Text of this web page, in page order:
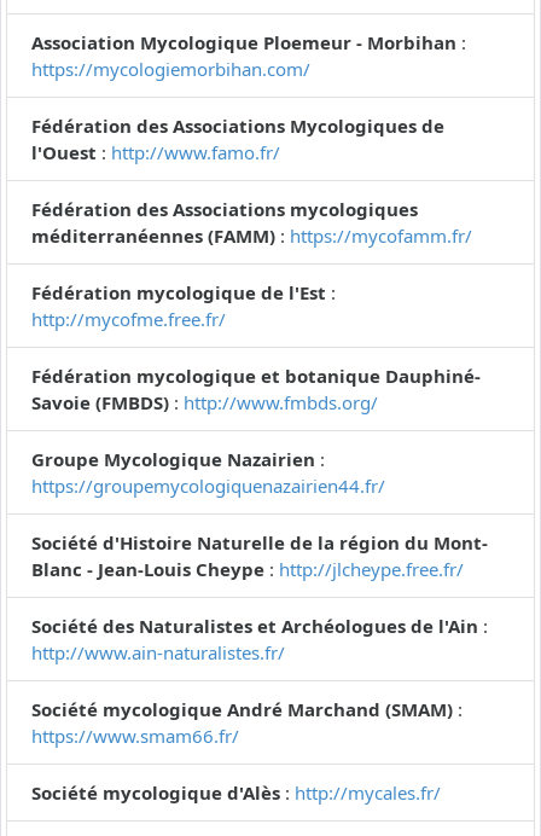
Association Mycologique Ploemeur - Morbihan :
https://mycologiemorbihan.com/
Fédération des Associations Mycologiques de
l'Ouest : http://www.famo.fr/
Fédération des Associations mycologiques
méditerranéennes (FAMM) : https://mycofamm.fr/
Fédération mycologique de l'Est :
http://mycofme.free.fr/
Fédération mycologique et botanique Dauphiné-
Savoie (FMBDS) : http://www.fmbds.org/
Groupe Mycologique Nazairien :
https://groupemycologiquenazairien44.fr/
Société d'Histoire Naturelle de la région du Mont-
Blanc - Jean-Louis Cheype : http://jlcheype.free.fr/
Société des Naturalistes et Archéologues de l'Ain :
http://www.ain-naturalistes.fr/
Société mycologique André Marchand (SMAM) :
https://www.smam66.fr/
Société mycologique d'Alès : http://mycales.fr/